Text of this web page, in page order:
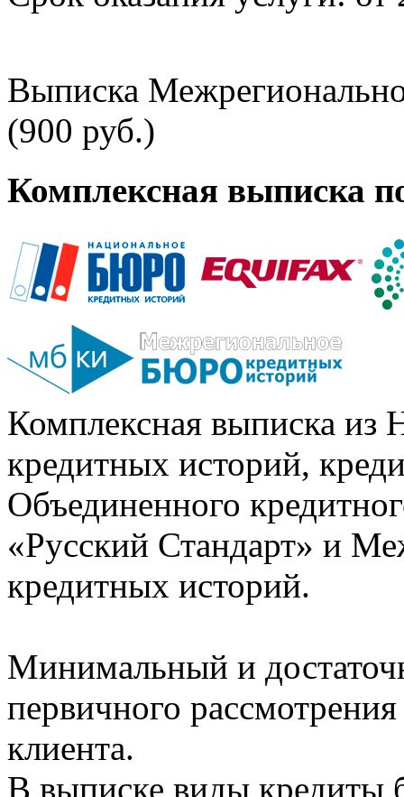
Выписка
(900 руб.)
Комплексная выписка
Комплексная выписка из
кредитных историй,
Объединенного
«Русский Стандарт» и
кредитных историй.
Минимальный и
первичного
клиента.
В выписке виды кредиты